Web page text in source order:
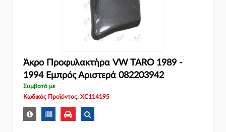
Άκρο Προφυλακτήρα VW TARO 1989 -
1994 Εμπρός Αριστερά 082203942
Συμβατό με
Κωδικός Προϊόντος: XC114195